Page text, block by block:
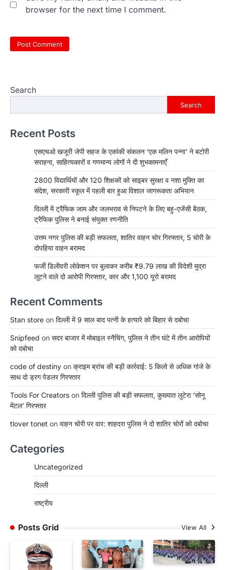
browser for the next time I comment.
Search
Search
Recent Posts
एसएचओ खजूरी जेपी सहज के एकांकी संकलन ‘एक मलिन पन्ना’ ने बटोरी
सराहना, साहित्यकारों व गणमान्य लोगों ने दी शुभकामनाएँ
2800 विद्यार्थियों और 120 शिक्षकों को साइबर सुरक्षा व नशा मुक्ति का
संदेश, सरकारी स्कूल में पहली बार हुआ विशाल जागरूकता अभियान
दिल्ली में ट्रैफिक जाम और जलभराव से निपटने के लिए बहु-एजेंसी बैठक,
ट्रैफिक पुलिस ने बनाई संयुक्त रणनीति
उत्तम नगर पुलिस की बड़ी सफलता, शातिर वाहन चोर गिरफ्तार, 5 चोरी के
दोपहिया वाहन बरामद
फर्जी डिलीवरी लोकेशन पर बुलाकर करीब ₹9.79 लाख की विदेशी मुद्रा
लूटने वाले दो आरोपी गिरफ्तार, कार और 1,100 यूरो बरामद
Recent Comments
Stan store on दिल्ली में 9 साल बाद पत्नी के हत्यारे को बिहार से दबोचा
Snipfeed on सदर बाजार में मोबाइल स्नैचिंग, पुलिस ने तीन घंटे में तीन आरोपियों
को दबोचा
code of destiny on क्राइम ब्रांच की बड़ी कार्रवाई: 5 किलो से अधिक गांजे के
साथ दो ड्रग पेडलर गिरफ्तार
Tools For Creators on दिल्ली पुलिस की बड़ी सफलता, कुख्यात लुटेरा ‘सोनू
मेंटल’ गिरफ्तार
tlover tonet on वाहन चोरी पर वार: शाहदरा पुलिस ने दो शातिर चोरों को दबोचा
Categories
Uncategorized
दिल्ली
राष्ट्रीय
Posts Grid View All